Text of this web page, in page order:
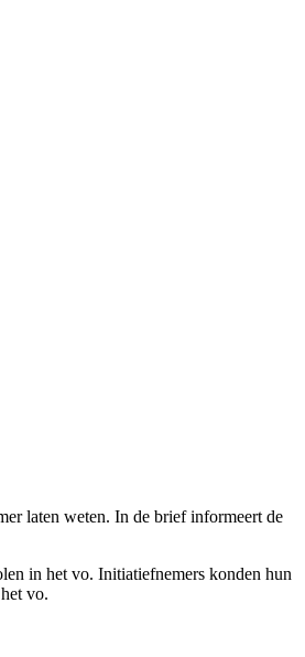
laten weten. In de brief informeert de
in het vo. Initiatiefnemers konden hun
vo.